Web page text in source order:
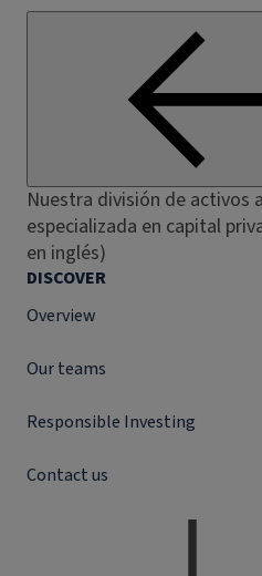
Nuestra división de activos
especializada en capital
en inglés)
DISCOVER
Overview
Our teams
Responsible Investing
Contact us